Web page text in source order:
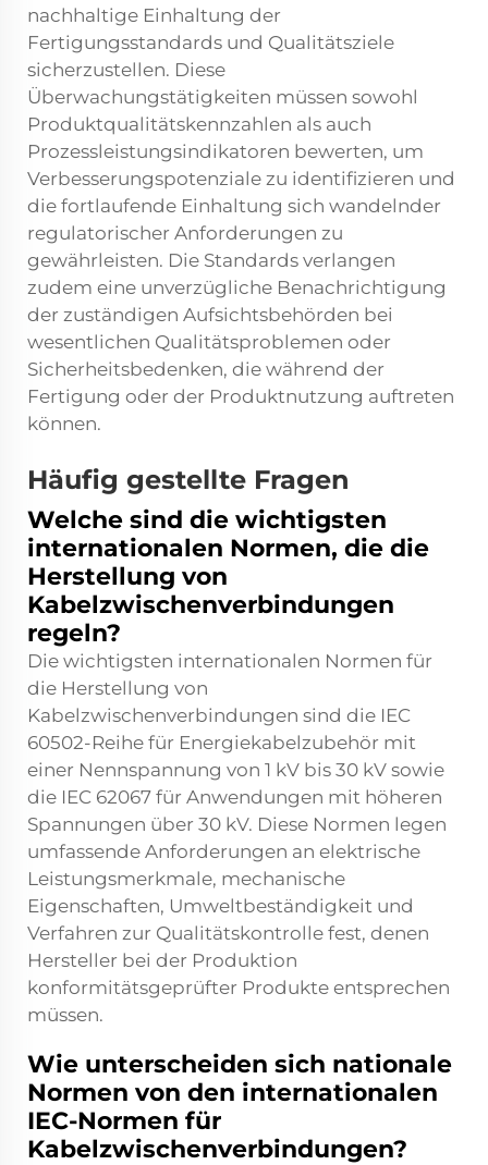
nachhaltige Einhaltung der
Fertigungsstandards und Qualitätsziele
sicherzustellen. Diese
Überwachungstätigkeiten müssen sowohl
Produktqualitätskennzahlen als auch
Prozessleistungsindikatoren bewerten, um
Verbesserungspotenziale zu identifizieren und
die fortlaufende Einhaltung sich wandelnder
regulatorischer Anforderungen zu
gewährleisten. Die Standards verlangen
zudem eine unverzügliche Benachrichtigung
der zuständigen Aufsichtsbehörden bei
wesentlichen Qualitätsproblemen oder
Sicherheitsbedenken, die während der
Fertigung oder der Produktnutzung auftreten
können.
Häufig gestellte Fragen
Welche sind die wichtigsten
internationalen Normen, die die
Herstellung von
Kabelzwischenverbindungen
regeln?
Die wichtigsten internationalen Normen für
die Herstellung von
Kabelzwischenverbindungen sind die IEC
60502-Reihe für Energiekabelzubehör mit
einer Nennspannung von 1 kV bis 30 kV sowie
die IEC 62067 für Anwendungen mit höheren
Spannungen über 30 kV. Diese Normen legen
umfassende Anforderungen an elektrische
Leistungsmerkmale, mechanische
Eigenschaften, Umweltbeständigkeit und
Verfahren zur Qualitätskontrolle fest, denen
Hersteller bei der Produktion
konformitätsgeprüfter Produkte entsprechen
müssen.
Wie unterscheiden sich nationale
Normen von den internationalen
IEC-Normen für
Kabelzwischenverbindungen?